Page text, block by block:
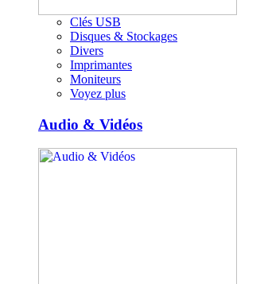
Clés USB
Disques & Stockages
Divers
Imprimantes
Moniteurs
Voyez plus
Audio & Vidéos